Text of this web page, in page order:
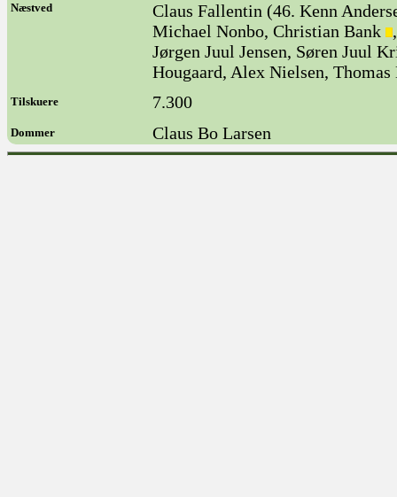
Næstved
Claus Fallentin (46. Kenn
Michael Nonbo, Christian Bank
Jørgen Juul Jensen, Søren Juul
Hougaard, Alex Nielsen, Thomas
Tilskuere 7.300
Dommer Claus Bo Larsen